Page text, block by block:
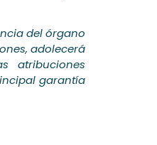
del órgano
adolecerá
atribuciones
garantía